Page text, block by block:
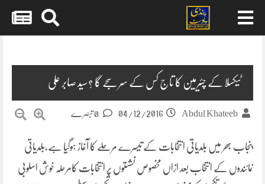
ٹیکسلا کے چئیرمین کا تاج کس کے سر سجے گا ؟سید صابر علی
Abdul Khateeb
04/12/2016
پنجاب بھر میں بلدیاتی انتخابات کے تیسرے مرحلے کا آغاز ہوگیا ہے،بلدیاتی
نمائندوں کے انتخاب بعد ازاں مخصوص نشستوں پر انتخابات کامرحلہ خوش اسلوبی